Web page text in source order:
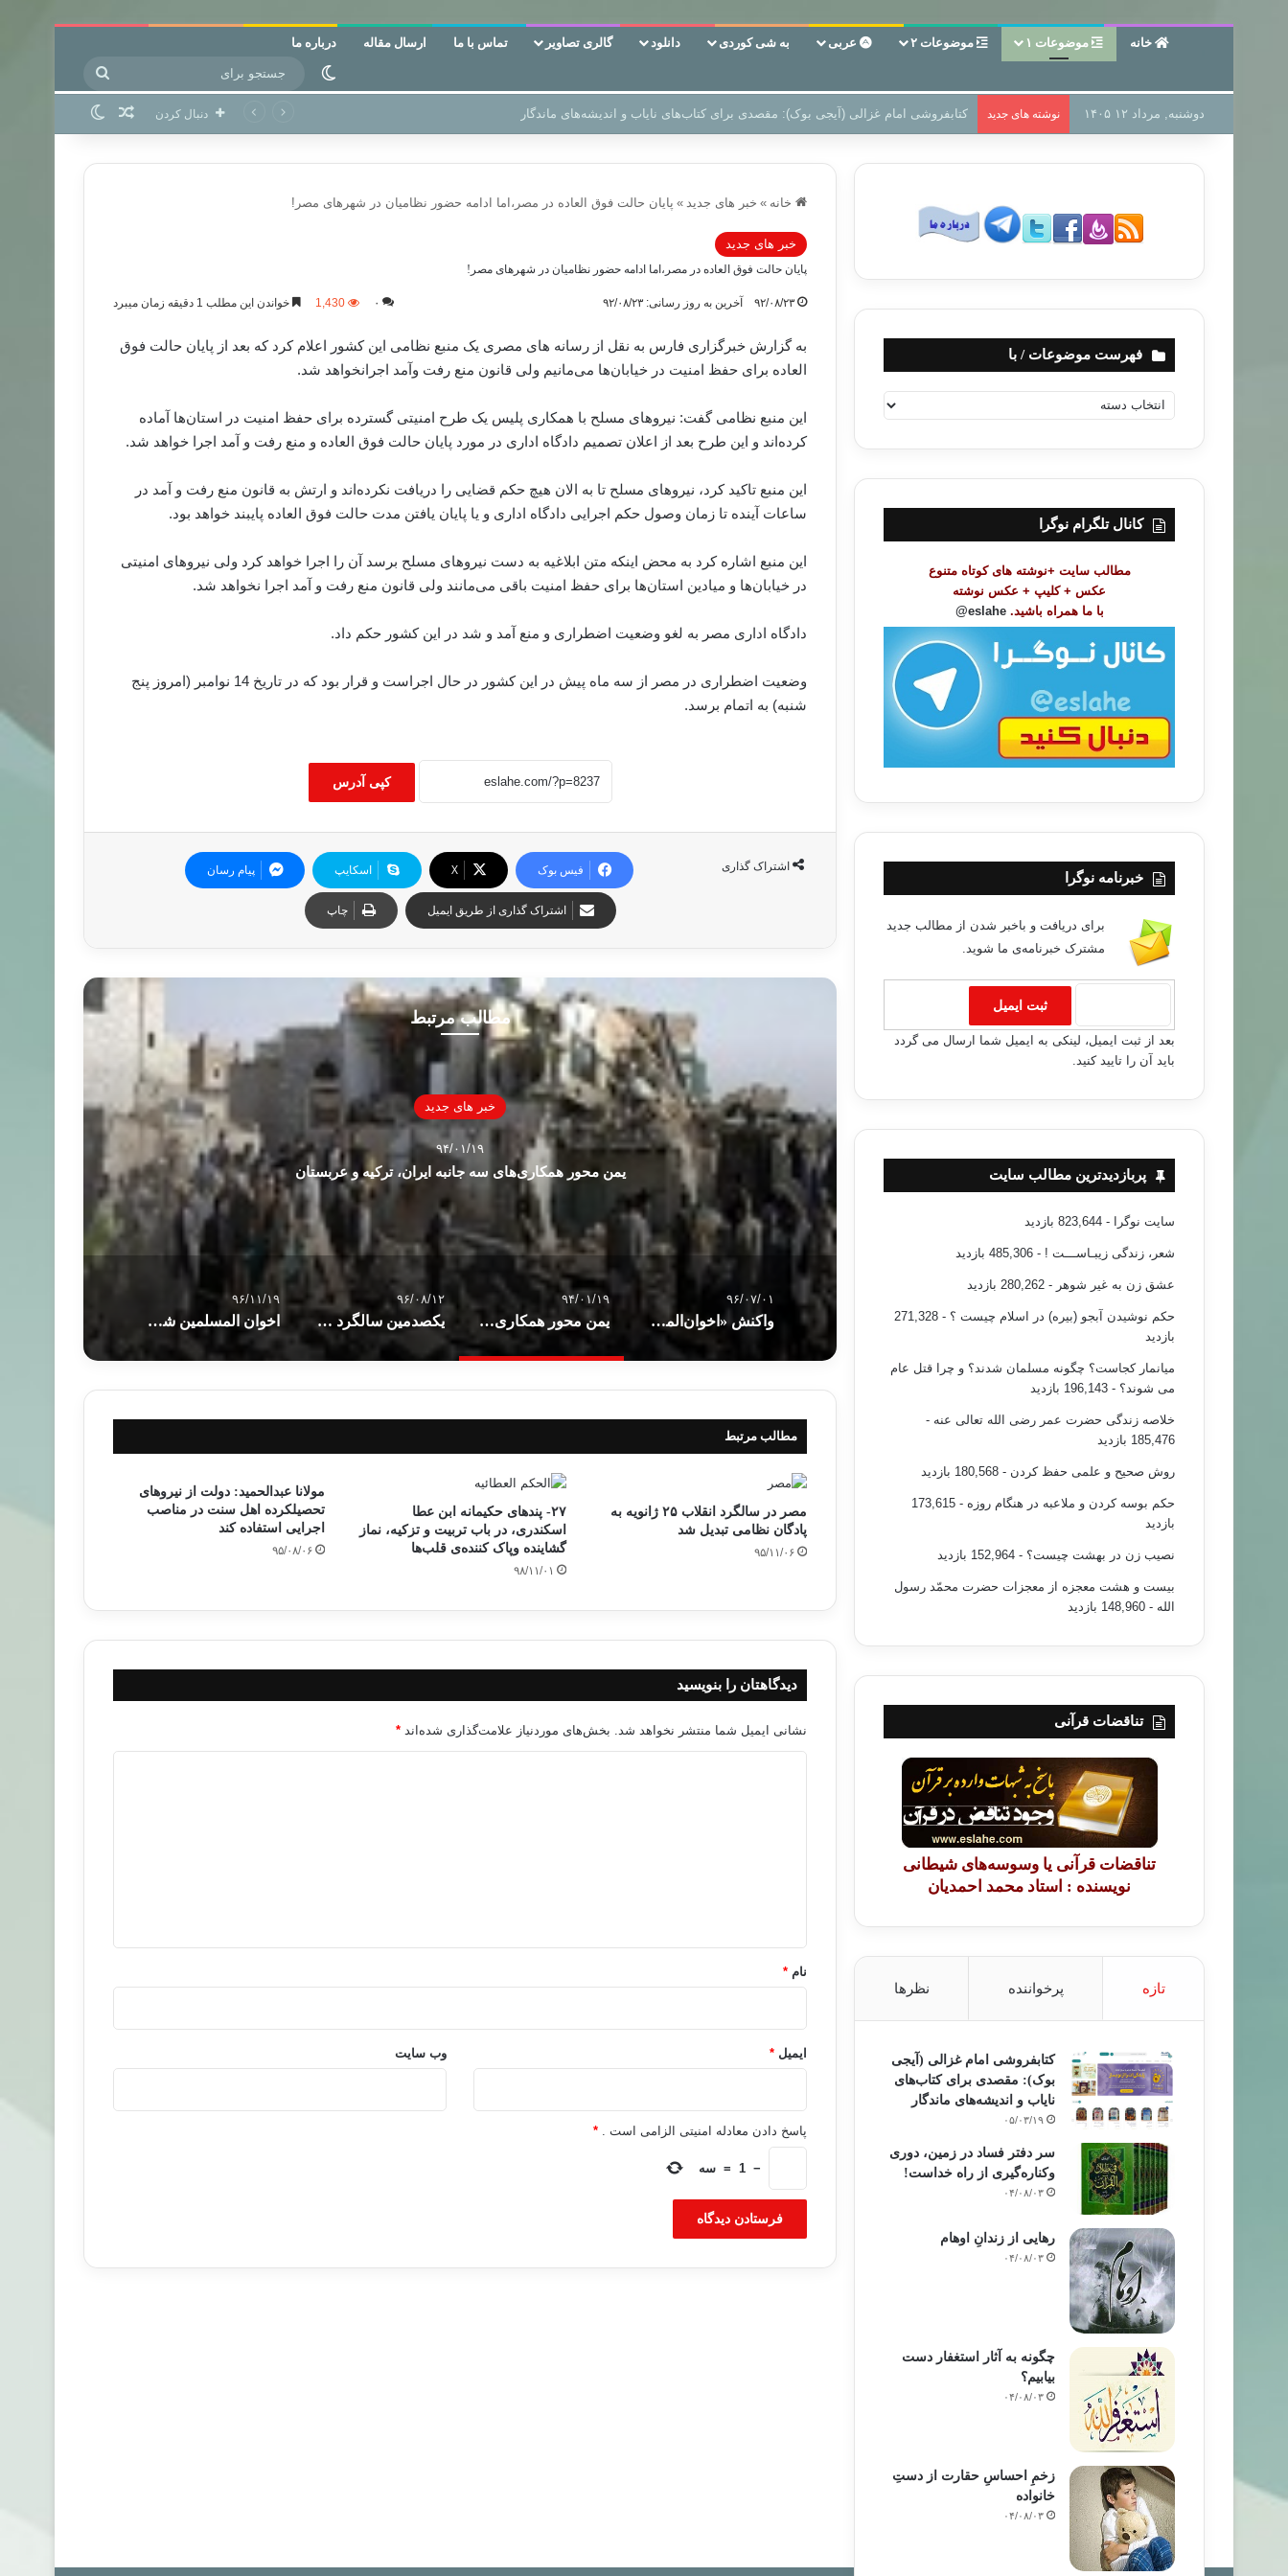
خانه موضوعات ۱ موضوعات ۲ عربی به شی کوردی دانلود گالری تصاویر تماس با ما ارسال مقاله درباره ما
تغییر پوسته
برای دوشنبه, مرداد ۱۲ ۱۴۰۵ نوشته های جدید سر دفتر فساد در زمین‌، دوری وکناره‌گیری از راه خداست‌! دنبال کردن نوشته تصادفی
خانه » خبر های جدید » پایان حالت فوق العاده در مصر،اما ادامه حضور نظامیان در شهرهای مصر!
خبر های جدید
پایان حالت فوق العاده در مصر،اما ادامه حضور نظامیان در شهرهای مصر!
۹۲/۰۸/۲۳ آخرین به روز رسانی: ۹۲/۰۸/۲۳ ۰ 1,430 خواندن این مطلب 1 دقیقه زمان میبرد
به گزارش خبرگزاری فارس به نقل از رسانه های مصری یک منبع نظامی این کشور اعلام کرد که بعد از پایان حالت فوق
العاده برای حفظ امنیت در خیابان‌ها می‌مانیم ولی قانون منع رفت وآمد اجرانخواهد شد.
این منبع نظامی گفت: نیروهای مسلح با همکاری پلیس یک طرح امنیتی گسترده برای حفظ امنیت در استان‌ها آماده
کرده‌اند و این طرح بعد از اعلان تصمیم دادگاه اداری در مورد پایان حالت فوق العاده و منع رفت و آمد اجرا خواهد شد.
این منبع تاکید کرد، نیروهای مسلح تا به الان هیچ حکم قضایی را دریافت نکرده‌اند و ارتش به قانون منع رفت و آمد در
ساعات آینده تا زمان وصول حکم اجرایی دادگاه اداری و یا پایان یافتن مدت حالت فوق العاده پایبند خواهد بود.
این منبع اشاره کرد به محض اینکه متن ابلاغیه به دست نیروهای مسلح برسد آن را اجرا خواهد کرد ولی نیرو‌های امنیتی
در خیابان‌ها و میادین استان‌ها برای حفظ امنیت باقی می‌مانند ولی قانون منع رفت و آمد اجرا نخواهد شد.
دادگاه اداری مصر به لغو وضعیت اضطراری و منع آمد و شد در این کشور حکم داد.
وضعیت اضطراری در مصر از سه ماه پیش در این کشور در حال اجراست و قرار بود که در تاریخ 14 نوامبر (امروز پنج
شنبه) به اتمام برسد.
کپی آدرس
اشتراک گذاری فیس بوک X اسکایپ پیام رسان
اشتراک گذاری از طریق ایمیل چاپ
مطالب مرتبط
به درگذشت مهدی عاکف در زندان
خبر های جدید
۹۴/۰۱/۱۹
یمن محور همکاری‌های سه جانبه ایران، ترکیه و عربستان
۹۶/۰۷/۰۱
واکنش «اخوان‌المسلمین» به درگذشت مهدی عاکف در زندان
۹۴/۰۱/۱۹
یمن محور همکاری‌های سه جانبه ایران، ترکیه و عربستان
۹۶/۰۸/۱۲
یکصدمین سالگرد صدور بیانیه بالفور
۹۶/۱۱/۱۹
اخوان المسلمین شایعه مذاکره با دولت مصر را تکذیب کرد
مطالب مرتبط
مصر در سالگرد انقلاب ۲۵ ژانویه به
پادگان نظامی تبدیل شد
۹۵/۱۱/۰۶
۲۷- پندهای حکیمانه ابن عطا
اسکندری، در باب تربیت و تزکیه، نماز
گشاینده‌ وپاک کننده‌ی قلب‌ها
۹۸/۱۱/۰۱
مولانا عبدالحمید: دولت از نیروهای
تحصیلکرده اهل سنت در مناصب
اجرایی استفاده کند
۹۵/۰۸/۰۶
دیدگاهتان را بنویسید
نشانی ایمیل شما منتشر نخواهد شد. بخش‌های موردنیاز علامت‌گذاری شده‌اند *
نام *
ایمیل * وب‌ سایت
پاسخ دادن معادله امنیتی الزامی است . *
−
1
= سه
فهرست موضوعات / با
ه
ت
ض
کانال تلگرام نوگرا
مطالب سایت +نوشته های کوتاه متنوع
عکس + کلیپ + عکس نوشته
با ما همراه باشید. eslahe@
خبرنامه نوگرا
برای دریافت و باخبر شدن از مطالب جدید
مشترک خبرنامه‌ی ما شوید.
بعد از ثبت ایمیل، لینکی به ایمیل شما ارسال می گردد
باید آن را تایید کنید.
پربازدیدترین مطالب سایت
سایت نوگرا - 823,644 بازدید
شعر، زندگی زیبـاســـت ! - 485,306 بازدید
عشق زن به غیر شوهر - 280,262 بازدید
حکم نوشیدن آبجو (بیره) در اسلام چیست ؟
- 271,328
بازدید
میانمار کجاست؟ چگونه مسلمان شدند؟ و چرا قتل عام
می شوند؟ - 196,143 بازدید
خلاصه زندگی حضرت عمر رضی الله تعالی عنه -
185,476 بازدید
روش صحیح و علمی حفظ کردن - 180,568 بازدید
حکم بوسه کردن و ملاعبه در هنگام روزه
- 173,615
بازدید
نصیب زن در بهشت چیست؟ - 152,964 بازدید
بیست و هشت معجزه از معجزات حضرت محمّد رسول
الله - 148,960 بازدید
تناقضات قرآنی
تناقضات قرآنی یا وسوسه‌های شیطانی
نویسنده : استاد محمد احمدیان
تازه پرخواننده نظرها
کتابفروشی امام غزالی (آیجی
بوک): مقصدی برای کتاب‌های
نایاب و اندیشه‌های ماندگار
۰۵/۰۳/۱۹
سر دفتر فساد در زمین‌، دوری
وکناره‌گیری از راه خداست‌!
۰۴/۰۸/۰۳
رهایی از زندانِ اوهام
۰۴/۰۸/۰۳
چگونه به آثار استغفار دست
بیابیم؟
۰۴/۰۸/۰۳
زخمِ احساسِ حقارت از دستِ
خانواده
۰۴/۰۸/۰۳